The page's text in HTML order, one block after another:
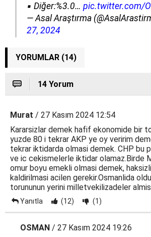
▪️ Diğer:%3.0… pic.twitter.com/
— Asal Araştırma
27, 2024
YORUMLAR (14)
14 Yorum
Murat / 27 Kasım 2024 12:54
Kararsizlar demek hafif ekonomide bir
yuzde 80 i tekrar AKP ye oy veririm
tekrar iktidarda olmasi demek. CHP bu
ve ic cekismelerle iktidar olamaz.Birde
omur boyu emekli olmasi demek,
kaldirilmasi acilen gerekir.Osmanlida
torununun yerini milletvekilizadeler
Yanıtla (12) (1)
OSMAN / 27 Kasım 2024 19:26